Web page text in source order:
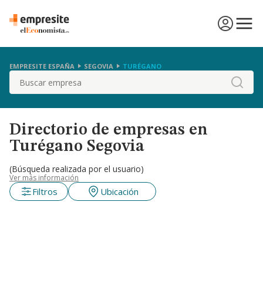
EMPRESITE ESPAÑA SEGOVIA TURÉGANO
Buscar
Directorio de empresas en
Turégano Segovia
(Búsqueda realizada por el usuario)
Ver más información
Filtros Ubicación